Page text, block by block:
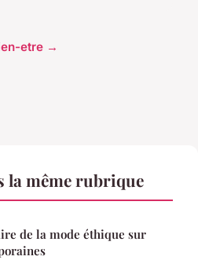
etre →
la même rubrique
de la mode éthique sur